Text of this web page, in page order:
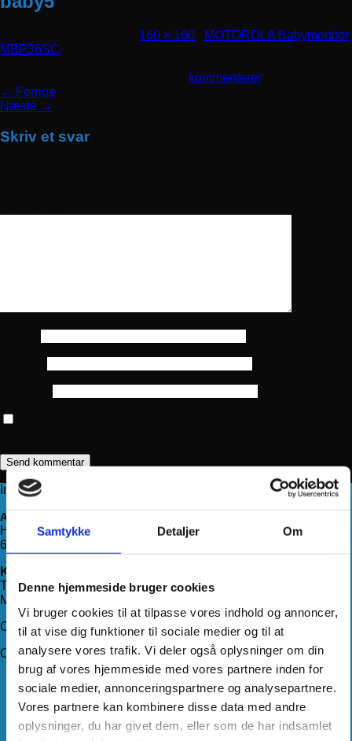
Samtykke Detaljer Om
Denne hjemmeside bruger cookies
Vi bruger cookies til at tilpasse vores indhold og annoncer,
til at vise dig funktioner til sociale medier og til at
analysere vores trafik. Vi deler også oplysninger om din
brug af vores hjemmeside med vores partnere inden for
sociale medier, annonceringspartnere og analysepartnere.
Vores partnere kan kombinere disse data med andre
oplysninger, du har givet dem, eller som de har indsamlet
160 × 160
MOTOROLA Babymonitor
MBP36SC
kommenterer.
← Forrige
Næste →
Skriv et svar
Information
Adresse
Haderslevvej 78, st.
6200 Aabenraa
Kontakt os
Telefon:71 99 75 88
Mail:
CVR: 33994680
Om Hjemmeudstyr
Om os
Handelsbetingelser
Levering
Kundeservice
Returnering